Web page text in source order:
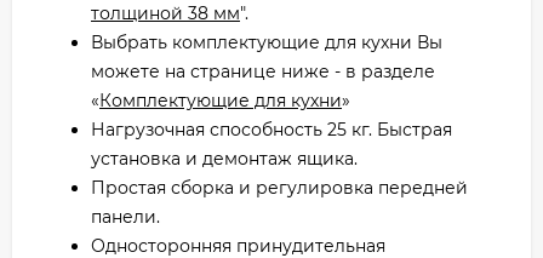
толщиной 38 мм".
Выбрать комплектующие для кухни Вы
можете на странице ниже - в разделе
«Комплектующие для кухни»
Нагрузочная способность 25 кг. Быстрая
установка и демонтаж ящика.
Простая сборка и регулировка передней
панели.
Односторонняя принудительная